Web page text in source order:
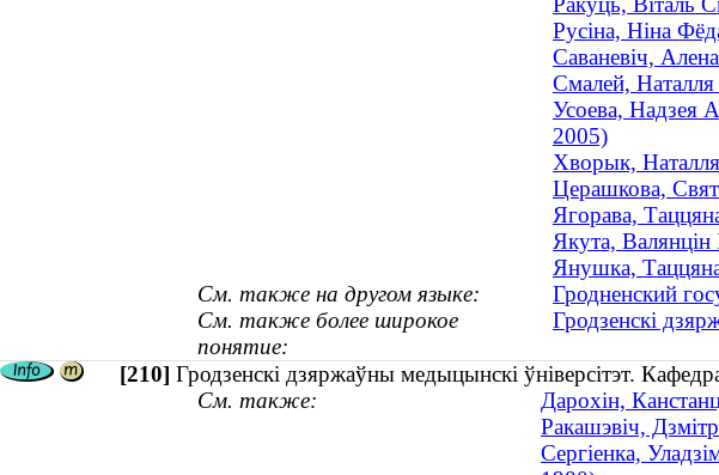
Русіна, Ніна
Саваневіч,
Смалей, Наталля
Усоева, Надзея
2005)
Хворык, Наталля
Церашкова,
Ягорава,
Якута, Валянцін
Янушка, Таццяна
См. также на другом языке:
Гродненский
См. также более широкое
понятие:
Гродзенскі
[210] Гродзенскі дзяржаўны медыцынскі ўніверсітэт. Кафедра
См. также:
Дарохін,
Ракашэвіч,
Сергіенка,